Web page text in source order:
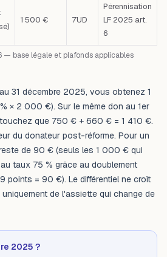
base légale et plafonds applicables
1 500 € 7UD
Pérennisation
LF 2025 art.
6
31 décembre 2025, vous obtenez 1
× 2 000 €). Sur le même don au 1er
que 750 € + 660 € = 1 410 €.
du donateur post-réforme. Pour un
de 90 € (seuls les 1 000 € qui
taux 75 % grâce au doublement
points = 90 €). Le différentiel ne croît
de l'assiette qui change de
2025 ?